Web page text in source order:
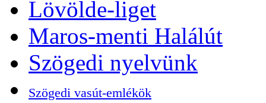
Lövölde-liget
Maros-menti Halálút
Szögedi nyelvünk
Szögedi vasút-emlékök